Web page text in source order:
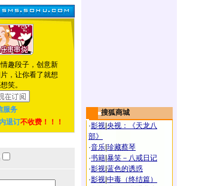
趣段子，创意新
，让你看了就想
笑。
服务
退订不收费！！！
搜狐商城
·影视 央视：《天龙八
部》
·音乐 珍藏蔡琴
·书籍 暴笑－八戒日记
·影视 蓝色的诱惑
·影视 中毒（终结篇）